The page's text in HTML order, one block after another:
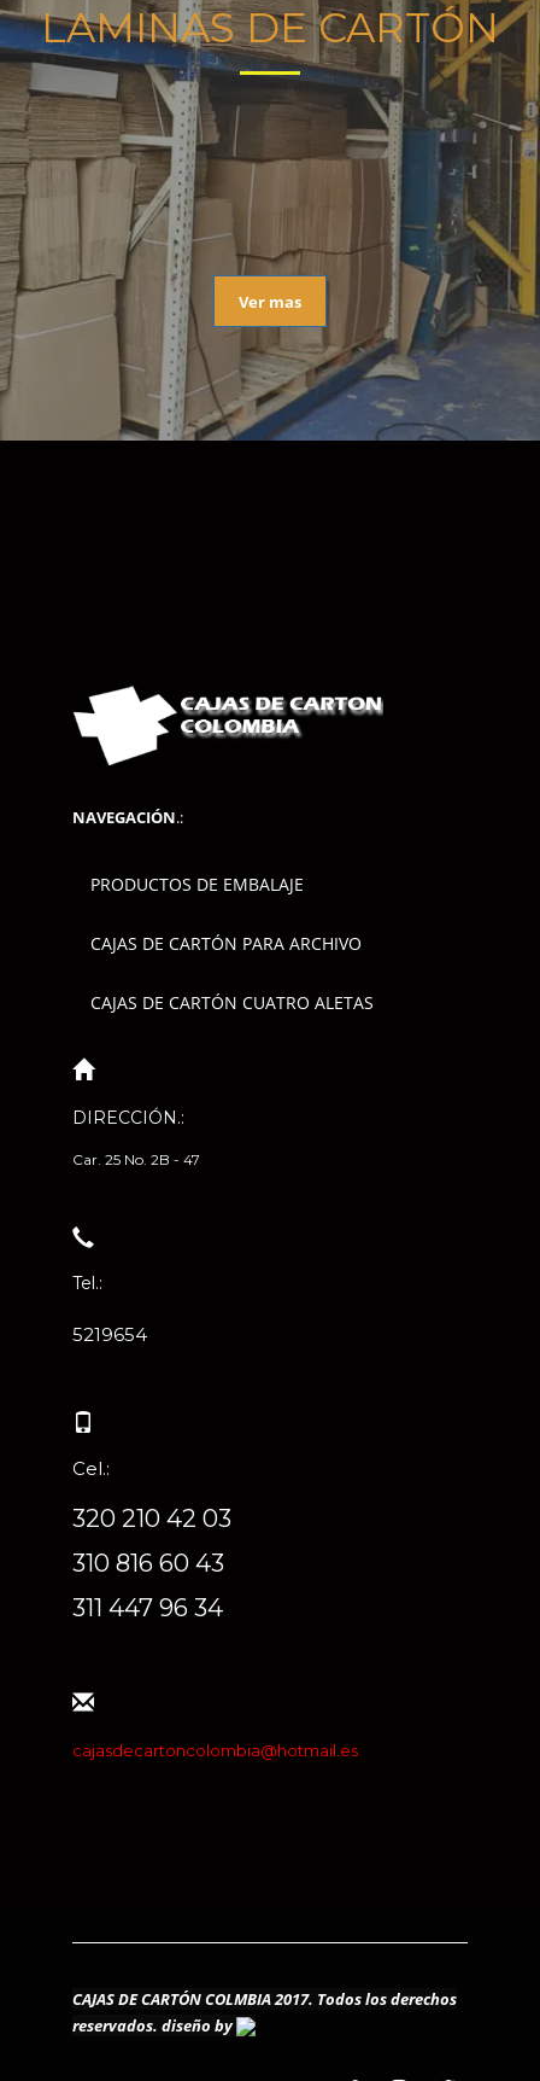
LAMINAS DE CARTÓN
Ver mas
NAVEGACIÓN.:
PRODUCTOS DE EMBALAJE
CAJAS DE CARTÓN PARA ARCHIVO
CAJAS DE CARTÓN CUATRO ALETAS
DIRECCIÓN.:
Car. 25 No. 2B - 47
Tel.:
5219654
Cel.:
320 210 42 03
310 816 60 43
311 447 96 34
cajasdecartoncolombia@hotmail.es
CAJAS DE CARTÓN COLMBIA 2017. Todos los derechos
reservados. diseño by